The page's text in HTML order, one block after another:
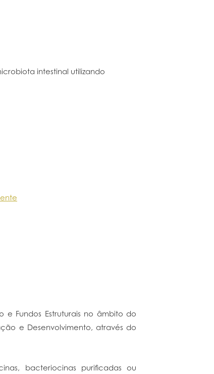
intestinal utilizando
e Fundos Estruturais no âmbito do
e Desenvolvimento, através do
bacteriocinas purificadas ou